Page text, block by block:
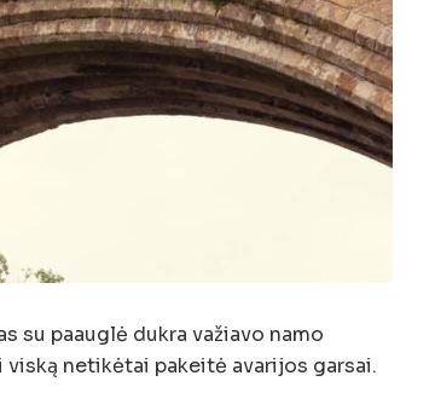
su paauglė dukra važiavo namo
netikėtai pakeitė avarijos garsai.